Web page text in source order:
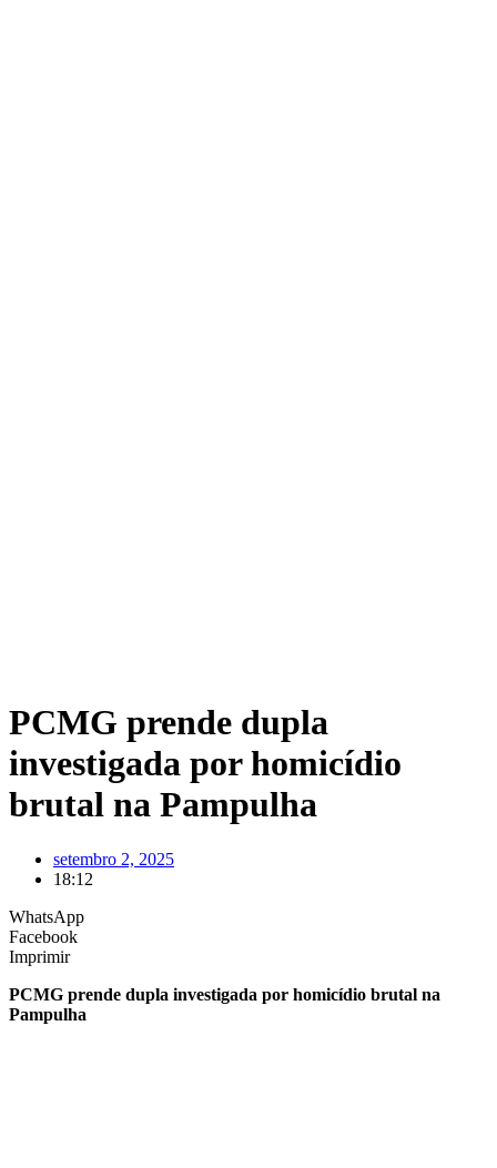
PCMG prende dupla
investigada por homicídio
brutal na Pampulha
setembro 2, 2025
18:12
WhatsApp
Facebook
Imprimir
PCMG prende dupla investigada por homicídio brutal na
Pampulha